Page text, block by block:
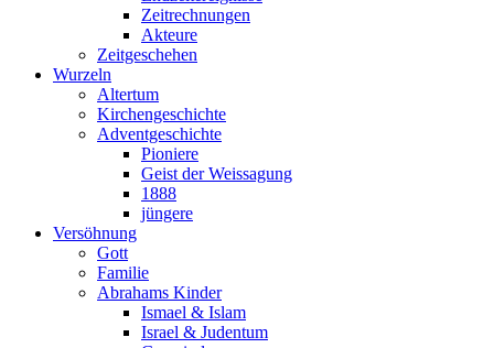
Zeitrechnungen
Akteure
Zeitgeschehen
Wurzeln
Altertum
Kirchengeschichte
Adventgeschichte
Pioniere
Geist der Weissagung
1888
jüngere
Versöhnung
Gott
Familie
Abrahams Kinder
Ismael & Islam
Israel & Judentum